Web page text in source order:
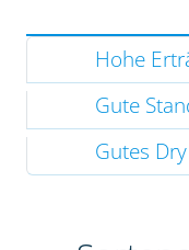
Hohe
Gute
Gutes